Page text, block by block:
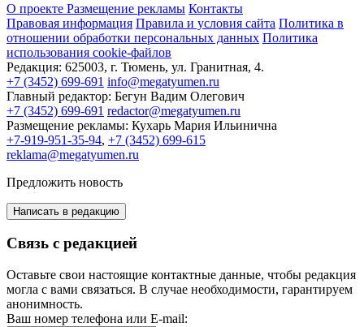
О проекте Размещение рекламы Контакты
Правовая информация Правила и условия сайта Политика в
отношении обработки персональных данных Политика
использования cookie-файлов
Редакция: 625003, г. Тюмень, ул. Гранитная, 4.
+7 (3452) 699-691 info@megatyumen.ru
Главный редактор: Бегун Вадим Олегович
+7 (3452) 699-691 redactor@megatyumen.ru
Размещение рекламы: Кухарь Мария Ильинична
+7-919-951-35-94, +7 (3452) 699-615
reklama@megatyumen.ru
Предложить новость
Написать в редакцию
Связь с редакцией
Оставьте свои настоящие контактные данные, чтобы редакция
могла с вами связаться. В случае необходимости, гарантируем
анонимность.
Ваш номер телефона или E-mail: